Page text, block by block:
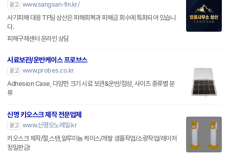
광고 www.sangsan-fin.kr/
사기피해 대응 TF팀 상산은 피해회복과 피해금 회수에 특화되어 있습니
다.
피해구제센터 온라인 상담
시료보관/운반케이스 프로브스
광고 www.probes.co.kr
Adhesion Case, 다양한 크기 시료 보관&운반/점성, 사이즈 종류별 분
류
신명 키오스크 제작 전문업체
광고 www.신명모노레일.kr
키오스크 제작/철,스텐,알루미늄 케이스/개발 샘플작업/소량작업/레이저
정밀판금!